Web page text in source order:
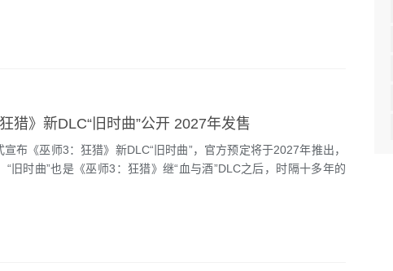
猎》新DLC“旧时曲”公开 2027年发售
《巫师3：狂猎》新DLC“旧时曲”，官方预定将于2027年推出，
“旧时曲”也是《巫师3：狂猎》继“血与酒”DLC之后，时隔十多年的